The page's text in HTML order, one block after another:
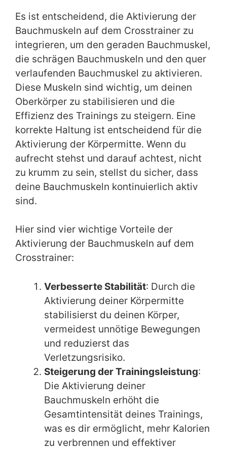
Es ist entscheidend, die Aktivierung der
Bauchmuskeln auf dem Crosstrainer zu
integrieren, um den geraden Bauchmuskel,
die schrägen Bauchmuskeln und den quer
verlaufenden Bauchmuskel zu aktivieren.
Diese Muskeln sind wichtig, um deinen
Oberkörper zu stabilisieren und die
Effizienz des Trainings zu steigern. Eine
korrekte Haltung ist entscheidend für die
Aktivierung der Körpermitte. Wenn du
aufrecht stehst und darauf achtest, nicht
zu krumm zu sein, stellst du sicher, dass
deine Bauchmuskeln kontinuierlich aktiv
sind.
Hier sind vier wichtige Vorteile der
Aktivierung der Bauchmuskeln auf dem
Crosstrainer:
Verbesserte Stabilität: Durch die
Aktivierung deiner Körpermitte
stabilisierst du deinen Körper,
vermeidest unnötige Bewegungen
und reduzierst das
Verletzungsrisiko.
Steigerung der Trainingsleistung:
Die Aktivierung deiner
Bauchmuskeln erhöht die
Gesamtintensität deines Trainings,
was es dir ermöglicht, mehr Kalorien
zu verbrennen und effektiver